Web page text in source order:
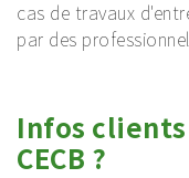
cas de travaux
par des
Infos
CECB ?